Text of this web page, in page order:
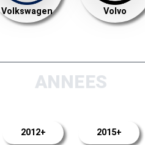
Volkswagen Volvo
ANNEES
2012+ 2015+